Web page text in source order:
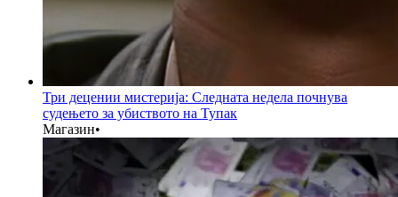
Три децении мистерија: Следната недела почнува
судењето за убиството на Тупак
Магазин•